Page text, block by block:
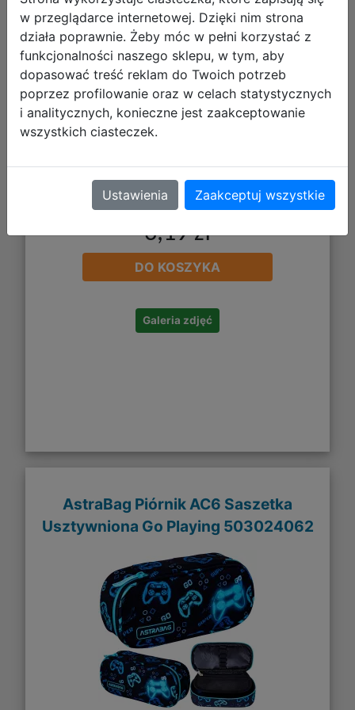
Bambino Gumka Myszka 003011
3,19 zł
DO KOSZYKA
Galeria zdjęć
AstraBag Piórnik AC6 Saszetka
Usztywniona Go Playing 503024062
w przeglądarce internetowej. Dzięki nim strona
działa poprawnie. Żeby móc w pełni korzystać z
funkcjonalności naszego sklepu, w tym, aby
dopasować treść reklam do Twoich potrzeb
poprzez profilowanie oraz w celach statystycznych
i analitycznych, konieczne jest zaakceptowanie
wszystkich ciasteczek.
Ustawienia Zaakceptuj wszystkie